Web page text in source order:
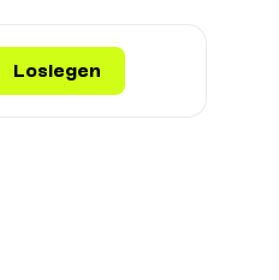
Loslegen